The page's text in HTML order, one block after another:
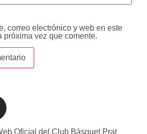
correo electrónico y web en este
próxima vez que comente.